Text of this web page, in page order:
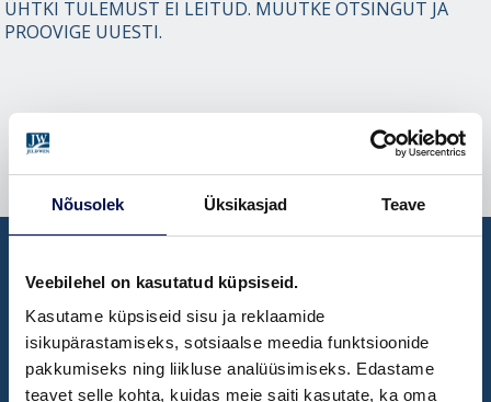
Nõusolek Üksikasjad Teave
Veebilehel on kasutatud küpsiseid.
Kasutame küpsiseid sisu ja reklaamide
isikupärastamiseks, sotsiaalse meedia funktsioonide
pakkumiseks ning liikluse analüüsimiseks. Edastame
teavet selle kohta, kuidas meie saiti kasutate, ka oma
ÜHTKI TULEMUST EI LEITUD. MUUTKE OTSINGUT JA
PROOVIGE UUESTI.
NÄIDISTESAAL
Broneeri aeg Swedoori näidistesaali
külastamiseks